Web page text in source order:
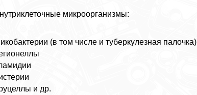
микроорганизмы:
(в том числе и туберкулезная палочка)
и др.